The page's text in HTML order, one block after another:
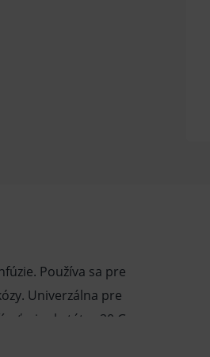
Používa sa pre
Univerzálna pre
s i.v. katétre 20 G.